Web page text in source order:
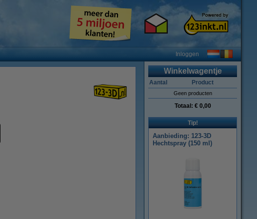
Inloggen
Winkelwagentje
Aantal Product
Geen producten
Totaal: € 0,00
Tip!
Aanbieding: 123-3D
Hechtspray (150 ml)